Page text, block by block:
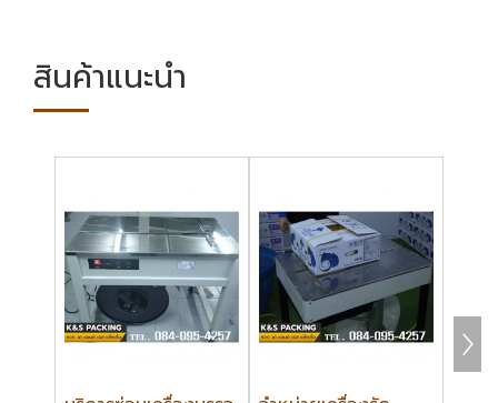
สินค้าแนะนำ